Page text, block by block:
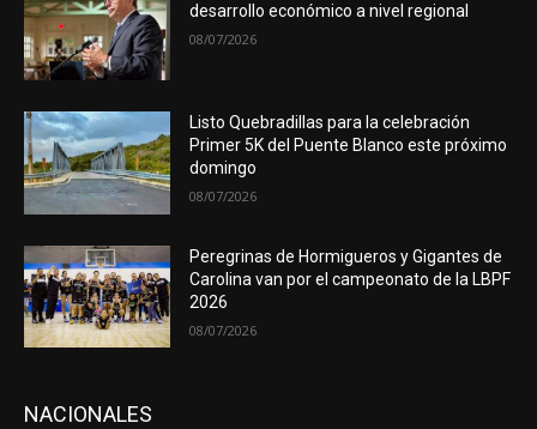
desarrollo económico a nivel regional
08/07/2026
Listo Quebradillas para la celebración
Primer 5K del Puente Blanco este próximo
domingo
08/07/2026
Peregrinas de Hormigueros y Gigantes de
Carolina van por el campeonato de la LBPF
2026
08/07/2026
NACIONALES